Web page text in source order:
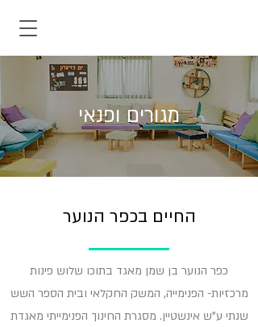
מגורים ופנאי
החיים בכפר הנוער
כפר הנוער בן שמן מאגד בתוכו שלוש פינות
מרכזיות- הפנימייה, המשק החקלאי ובית הספר השש
שנתי ע"ש אינשטיין. מסגרת החינוך הפנימייתי מאגדת